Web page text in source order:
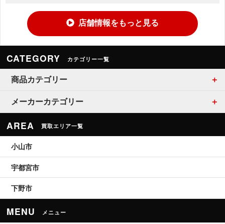
店舗情報をもっと見る
CATEGORY カテゴリー一覧
商品カテゴリー
メーカーカテゴリー
AREA 買取エリア一覧
小山市
宇都宮市
下野市
MENU メニュー